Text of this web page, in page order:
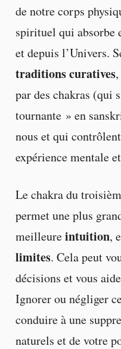
de notre corps
spirituel qui absorbe
et depuis l’Univers.
traditions curatives,
par des chakras (qui
tournante » en
nous et qui
expérience mentale
Le chakra du
permet une plus
meilleureintuition,
limites. Cela peut
décisions et vous
Ignorer ou négliger
conduire à une
naturels et de votre